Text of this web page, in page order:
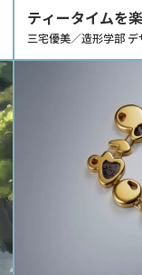
ティータイムを
ギフトセット「
三宅優美／造形学部